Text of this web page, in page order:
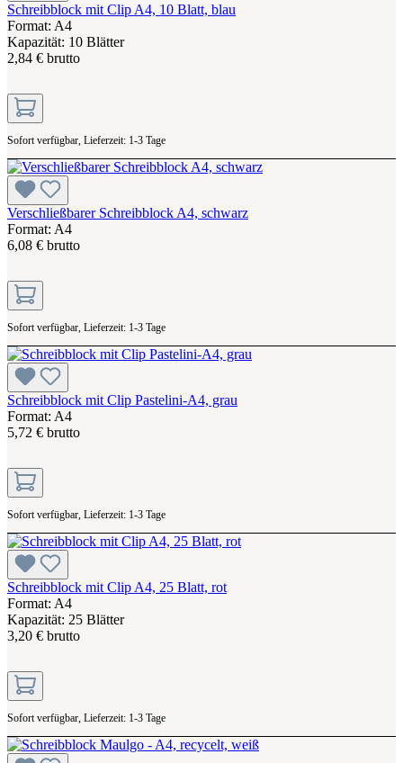
Schreibblock mit Clip A4, 10 Blatt, blau
Format: A4
Kapazität: 10 Blätter
2,84 € brutto
Sofort verfügbar, Lieferzeit: 1-3 Tage
Verschließbarer Schreibblock A4, schwarz
Format: A4
6,08 € brutto
Sofort verfügbar, Lieferzeit: 1-3 Tage
Schreibblock mit Clip Pastelini-A4, grau
Format: A4
5,72 € brutto
Sofort verfügbar, Lieferzeit: 1-3 Tage
Schreibblock mit Clip A4, 25 Blatt, rot
Format: A4
Kapazität: 25 Blätter
3,20 € brutto
Sofort verfügbar, Lieferzeit: 1-3 Tage